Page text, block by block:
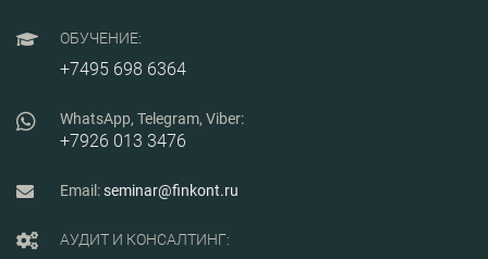
ОБУЧЕНИЕ:
+7495 698 6364
WhatsApp, Telegram, Viber:
+7926 013 3476
Email:seminar@finkont.ru
АУДИТ И КОНСАЛТИНГ: